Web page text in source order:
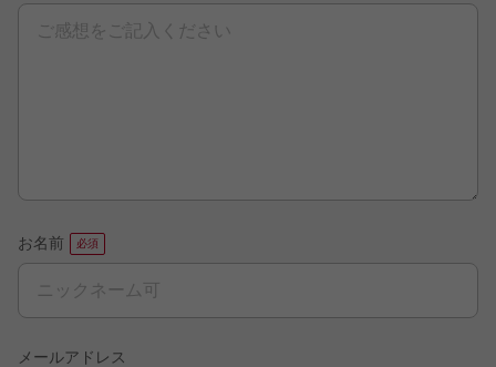
お名前
メールアドレス